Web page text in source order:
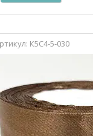
К5С4-5-030